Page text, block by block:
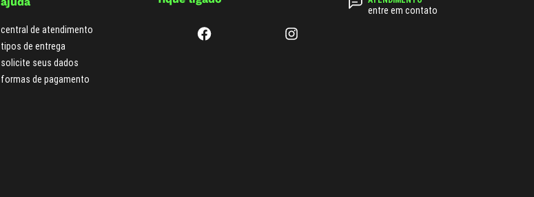
central de atendimento
tipos de entrega
solicite seus dados
formas de pagamento
entre em contato